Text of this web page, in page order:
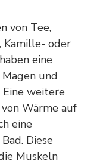
von Tee,
Kamille- oder
eine
und
Eine weitere
Wärme auf
eine
Diese
Muskeln